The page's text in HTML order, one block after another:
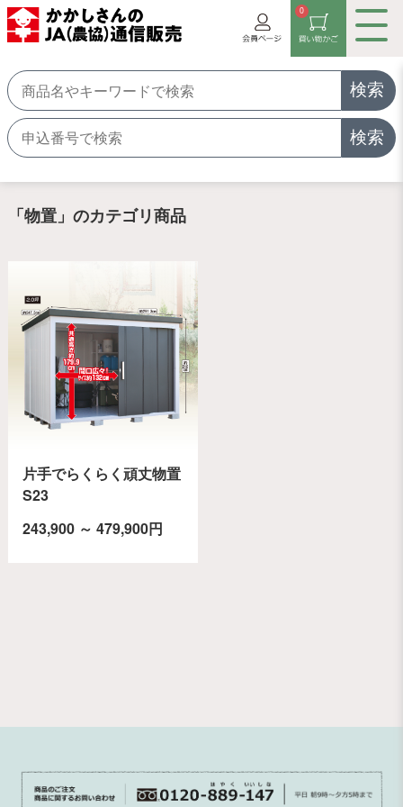
検索
検索
0
「物置」のカテゴリ商品
片手でらくらく頑丈物置
S23
243,900 ～ 479,900円